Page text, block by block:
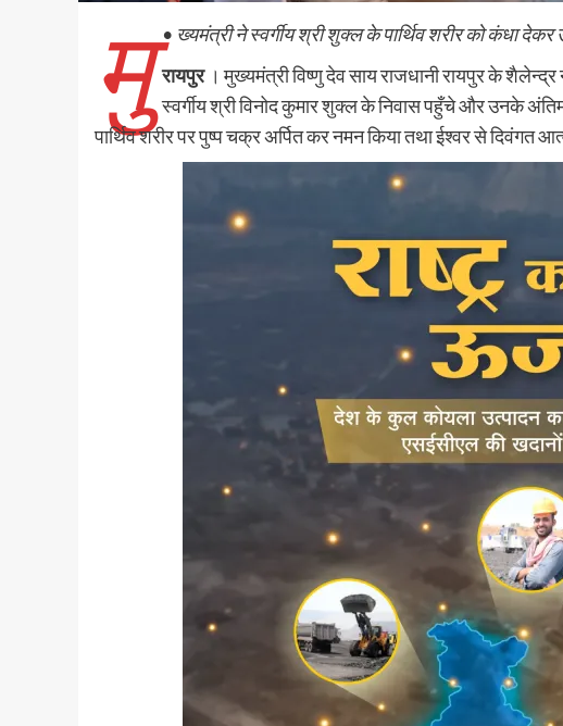
•
मु
ख्यमंत्री ने स्वर्गीय श्री शुक्ल के पार्थिव शरीर को कंधा देकर
रायपुर। मुख्यमंत्री विष्णु देव साय राजधानी रायपुर के शैलेन्द्र
स्वर्गीय श्री विनोद कुमार शुक्ल के निवास पहुँचे और उनके
पार्थिव शरीर पर पुष्प चक्र अर्पित कर नमन किया तथा ईश्वर से दिवंगत